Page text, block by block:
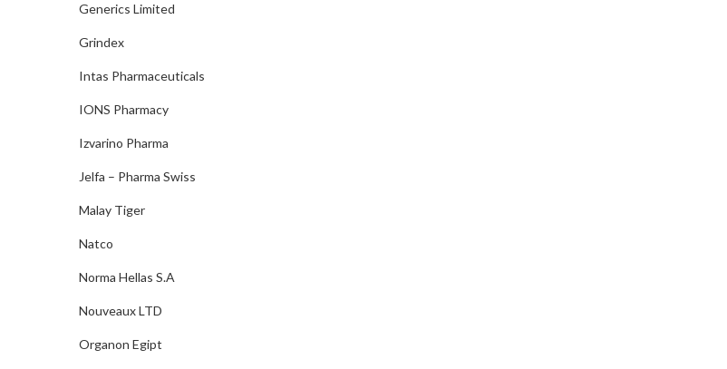
Generics Limited
Grindex
Intas Pharmaceuticals
IONS Pharmacy
Izvarino Pharma
Jelfa – Pharma Swiss
Malay Tiger
Natco
Norma Hellas S.A
Nouveaux LTD
Organon Egipt